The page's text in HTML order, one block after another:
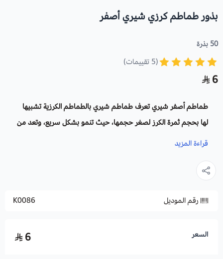
بذور طماطم كرزي شيري أصفر
50 بذرة
(5 تقييمات)
6
طماطم أصفر شيريتعرف طماطم شيري بالطماطم الكرزية تشبيها
لها بحجم ثمرة الكرز لصغر حجمها، حيث تنمو بشكل سريع، وتعد من
النباتات ذات الفصيلة العنبية او الباذنجانية.
الاسم العلمي :
يجب الحفاظ علي درجة حرارة 25_30درجة مئوية لنمو الطماطم
قراءة المزيد
رقم الموديل K0086
السعر 6